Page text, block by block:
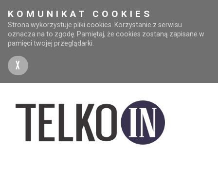
KOMUNIKAT COOKIES
Strona wykorzystuje pliki cookies. Korzystanie z serwisu
oznacza na to zgodę. Pamiętaj, że cookies zostaną zapisane w
pamięci twojej przeglądarki.
X